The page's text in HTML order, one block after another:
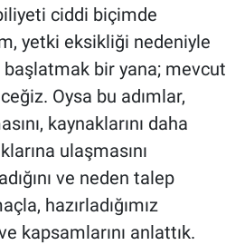
ciddi biçimde
yetki eksikliği nedeniyle
bir yana; mevcut
Oysa bu adımlar,
kaynaklarını daha
ulaşmasını
ve neden talep
hazırladığımız
kapsamlarını anlattık.